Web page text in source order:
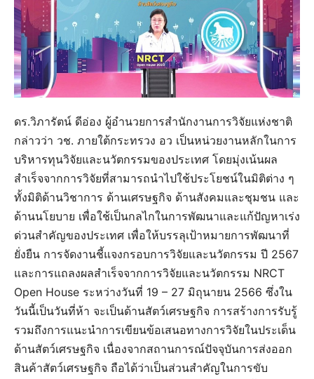
ดร.วิภารัตน์ ดีอ่อง ผู้อำนวยการสำนักงานการวิจัยแห่งชาติ
กล่าวว่า วช. ภายใต้กระทรวง อว เป็นหน่วยงานหลักในการ
บริหารทุนวิจัยและนวัตกรรมของประเทศ โดยมุ่งเน้นผล
สำเร็จจากการวิจัยที่สามารถนำไปใช้ประโยชน์ในมิติต่าง ๆ
ทั้งมิติด้านวิชาการ ด้านเศรษฐกิจ ด้านสังคมและชุมชน และ
ด้านนโยบาย เพื่อใช้เป็นกลไกในการพัฒนาและแก้ปัญหาเร่ง
ด่วนสำคัญของประเทศ เพื่อให้บรรลุเป้าหมายการพัฒนาที่
ยั่งยืน การจัดงานชี้แจงกรอบการวิจัยและนวัตกรรม ปี 2567
และการแถลงผลสำเร็จจากการวิจัยและนวัตกรรม NRCT
Open House ระหว่างวันที่ 19 – 27 มิถุนายน 2566 ซึ่งใน
วันนี้เป็นวันที่ห้า จะเป็นด้านสัตว์เศรษฐกิจ การสร้างการรับรู้
รวมถึงการแนะนำการเขียนข้อเสนอทางการวิจัยในประเด็น
ด้านสัตว์เศรษฐกิจ เนื่องจากสถานการณ์ปัจจุบันการส่งออก
สินค้าสัตว์เศรษฐกิจ ถือได้ว่าเป็นส่วนสำคัญในการขับ